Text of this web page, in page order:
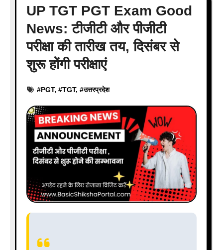
UP TGT PGT Exam Good
News: टीजीटी और पीजीटी
परीक्षा की तारीख तय, दिसंबर से
शुरू होंगी परीक्षाएं
#PGT, #TGT, #उत्तरप्रदेश